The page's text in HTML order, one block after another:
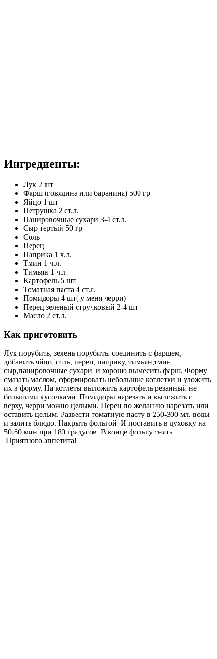
Ингредиенты:
Лук 2 шт
Фарш (говядина или баранина) 500 гр
Яйцо 1 шт
Петрушка 2 ст.л.
Панировочные сухари 3-4 ст.л.
Сыр тертый 50 гр
Соль
Перец
Паприка 1 ч.л.
Тмин 1 ч.л.
Тимьян 1 ч.л
Картофель 5 шт
Томатная паста 4 ст.л.
Помидоры 4 шт( у меня черри)
Перец зеленый стручковый 2-4 шт
Масло 2 ст.л.
Как приготовить
Лук порубить, зелень порубить. соединить с фаршем,
добавить яйцо, соль, перец, паприку, тимьян,тмин,
сыр,панировочные сухари, и хорошо вымесить фарш. Форму
смазать маслом, сформировать небольшие котлетки и уложить
их в форму. На котлеты выложить картофель резанный не
большими кусочками. Помидоры нарезать и выложить с
верху, черри можно целыми. Перец по желанию нарезать или
оставить целым. Развести томатную пасту в 250-300 мл. воды
и залить блюдо. Накрыть фольгой И поставить в духовку на
50-60 мин при 180 градусов. В конце фольгу снять.
Приятного аппетита!